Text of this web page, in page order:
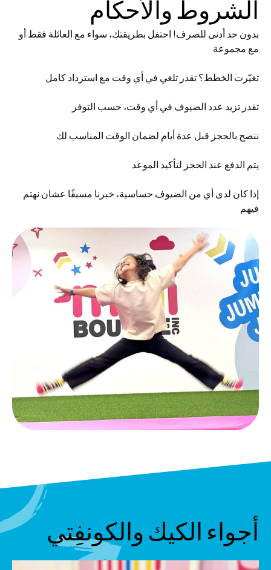
الشروط والأحكام
بدون حد أدنى للصرف! احتفل بطريقتك، سواء مع العائلة فقط أو
مع مجموعة
تغيّرت الخطط؟ تقدر تلغي في أي وقت مع استرداد كامل
تقدر تزيد عدد الضيوف في أي وقت، حسب التوفر
ننصح بالحجز قبل عدة أيام لضمان الوقت المناسب لك
يتم الدفع عند الحجز لتأكيد الموعد
إذا كان لدى أي من الضيوف حساسية، خبرنا مسبقًا عشان نهتم
فيهم
أجواء الكيك والكونفِتي